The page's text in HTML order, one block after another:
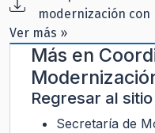
modernización
Ver más »
Más en
Regresar al
Secretaría de